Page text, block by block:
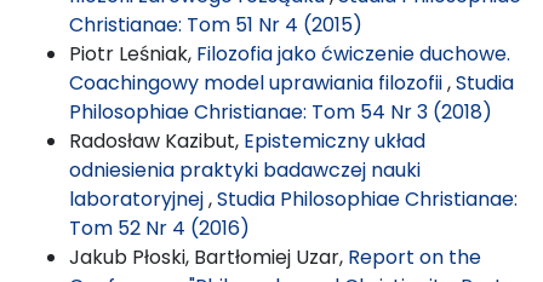
Christianae: Tom 51 Nr 4 (2015)
Piotr Leśniak, Filozofia jako ćwiczenie duchowe.
Coachingowy model uprawiania filozofii,Studia
Philosophiae Christianae: Tom 54 Nr 3 (2018)
Radosław Kazibut, Epistemiczny układ
odniesienia praktyki badawczej nauki
laboratoryjnej,Studia Philosophiae Christianae:
Tom 52 Nr 4 (2016)
Jakub Płoski, Bartłomiej Uzar, Report on the